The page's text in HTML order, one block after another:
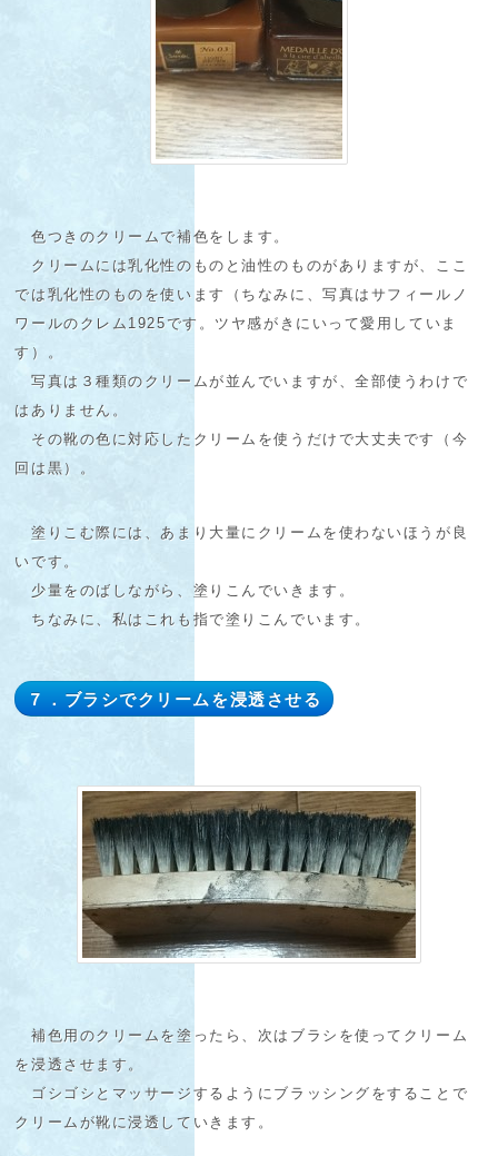
色つきのクリームで補色をします。
クリームには乳化性のものと油性のものがありますが、ここ
では乳化性のものを使います（ちなみに、写真はサフィールノ
ワールのクレム1925です。ツヤ感がきにいって愛用していま
す）。
写真は３種類のクリームが並んでいますが、全部使うわけで
はありません。
その靴の色に対応したクリームを使うだけで大丈夫です（今
回は黒）。
塗りこむ際には、あまり大量にクリームを使わないほうが良
いです。
少量をのばしながら、塗りこんでいきます。
ちなみに、私はこれも指で塗りこんでいます。
７．ブラシでクリームを浸透させる
補色用のクリームを塗ったら、次はブラシを使ってクリーム
を浸透させます。
ゴシゴシとマッサージするようにブラッシングをすることで
クリームが靴に浸透していきます。